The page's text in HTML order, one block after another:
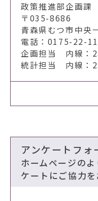
政策推進部企画課
〒035-8686
青森県むつ市中央
電話：0175-22-
企画担当 内線：
統計担当 内線：
アンケートフォ
ホームページの
ケートにご協力